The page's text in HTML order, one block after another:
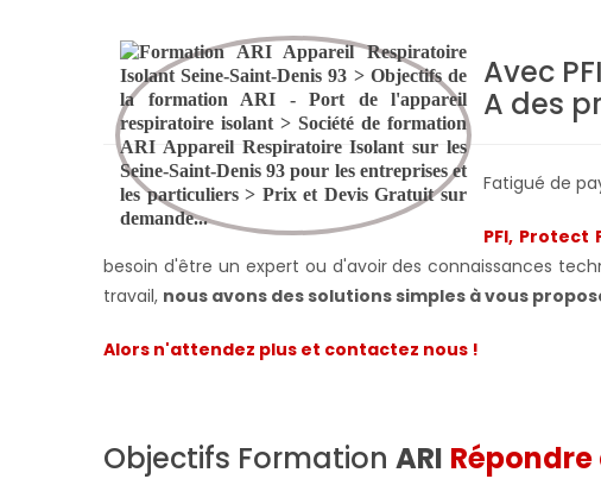
Avec
A des
Fatigué de
PFI, Protect
besoin d'être un expert ou d'avoir des connaissances
travail, nous avons des solutions simples à vous
Alors n'attendez plus et contactez nous !
Objectifs Formation ARI